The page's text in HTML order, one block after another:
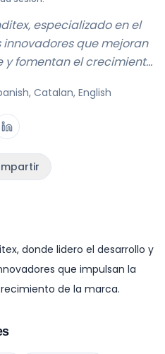
especializado en el
que mejoran
fomentan el crecimient...
Catalan, English
donde lidero el desarrollo y
que impulsan la
de la marca.